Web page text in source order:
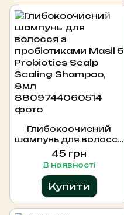
Глибокоочисний
шампунь для волосся
з пробіотиками Masil
5 Probiotics Scalp
45 грн
В наявності
Купити